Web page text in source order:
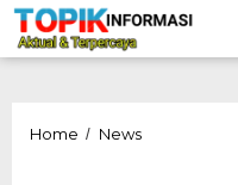
Lewati
konten
Home / NewsTangkal